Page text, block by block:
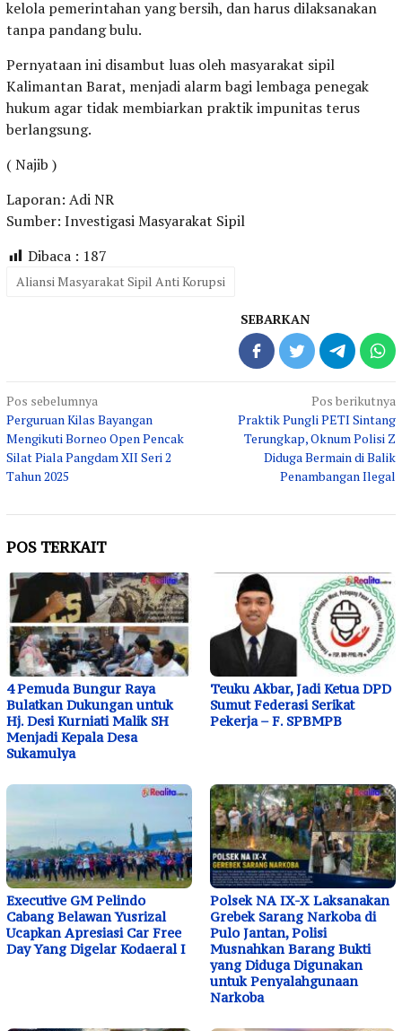
kelola pemerintahan yang bersih, dan harus dilaksanakan
tanpa pandang bulu.
Pernyataan ini disambut luas oleh masyarakat sipil
Kalimantan Barat, menjadi alarm bagi lembaga penegak
hukum agar tidak membiarkan praktik impunitas terus
berlangsung.
( Najib )
Laporan: Adi NR
Sumber: Investigasi Masyarakat Sipil
Dibaca : 187
Aliansi Masyarakat Sipil Anti Korupsi
SEBARKAN
Navigasi
pos
Pos sebelumnya
Perguruan Kilas Bayangan
Mengikuti Borneo Open Pencak
Silat Piala Pangdam XII Seri 2
Tahun 2025
Pos berikutnya
Praktik Pungli PETI Sintang
Terungkap, Oknum Polisi Z
Diduga Bermain di Balik
Penambangan Ilegal
POS TERKAIT
4 Pemuda Bungur Raya
Bulatkan Dukungan untuk
Hj. Desi Kurniati Malik SH
Menjadi Kepala Desa
Sukamulya
Teuku Akbar, Jadi Ketua DPD
Sumut Federasi Serikat
Pekerja – F. SPBMPB
Executive GM Pelindo
Cabang Belawan Yusrizal
Ucapkan Apresiasi Car Free
Day Yang Digelar Kodaeral I
Polsek NA IX-X Laksanakan
Grebek Sarang Narkoba di
Pulo Jantan, Polisi
Musnahkan Barang Bukti
yang Diduga Digunakan
untuk Penyalahgunaan
Narkoba